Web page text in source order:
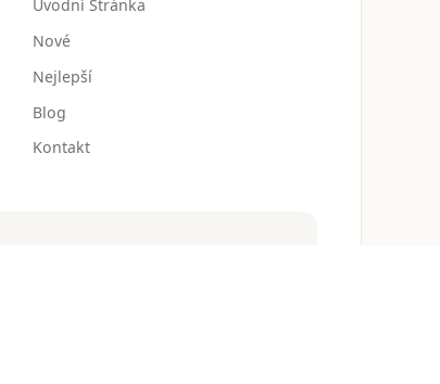
Úvodní Stránka
Nové
Nejlepší
Blog
Kontakt